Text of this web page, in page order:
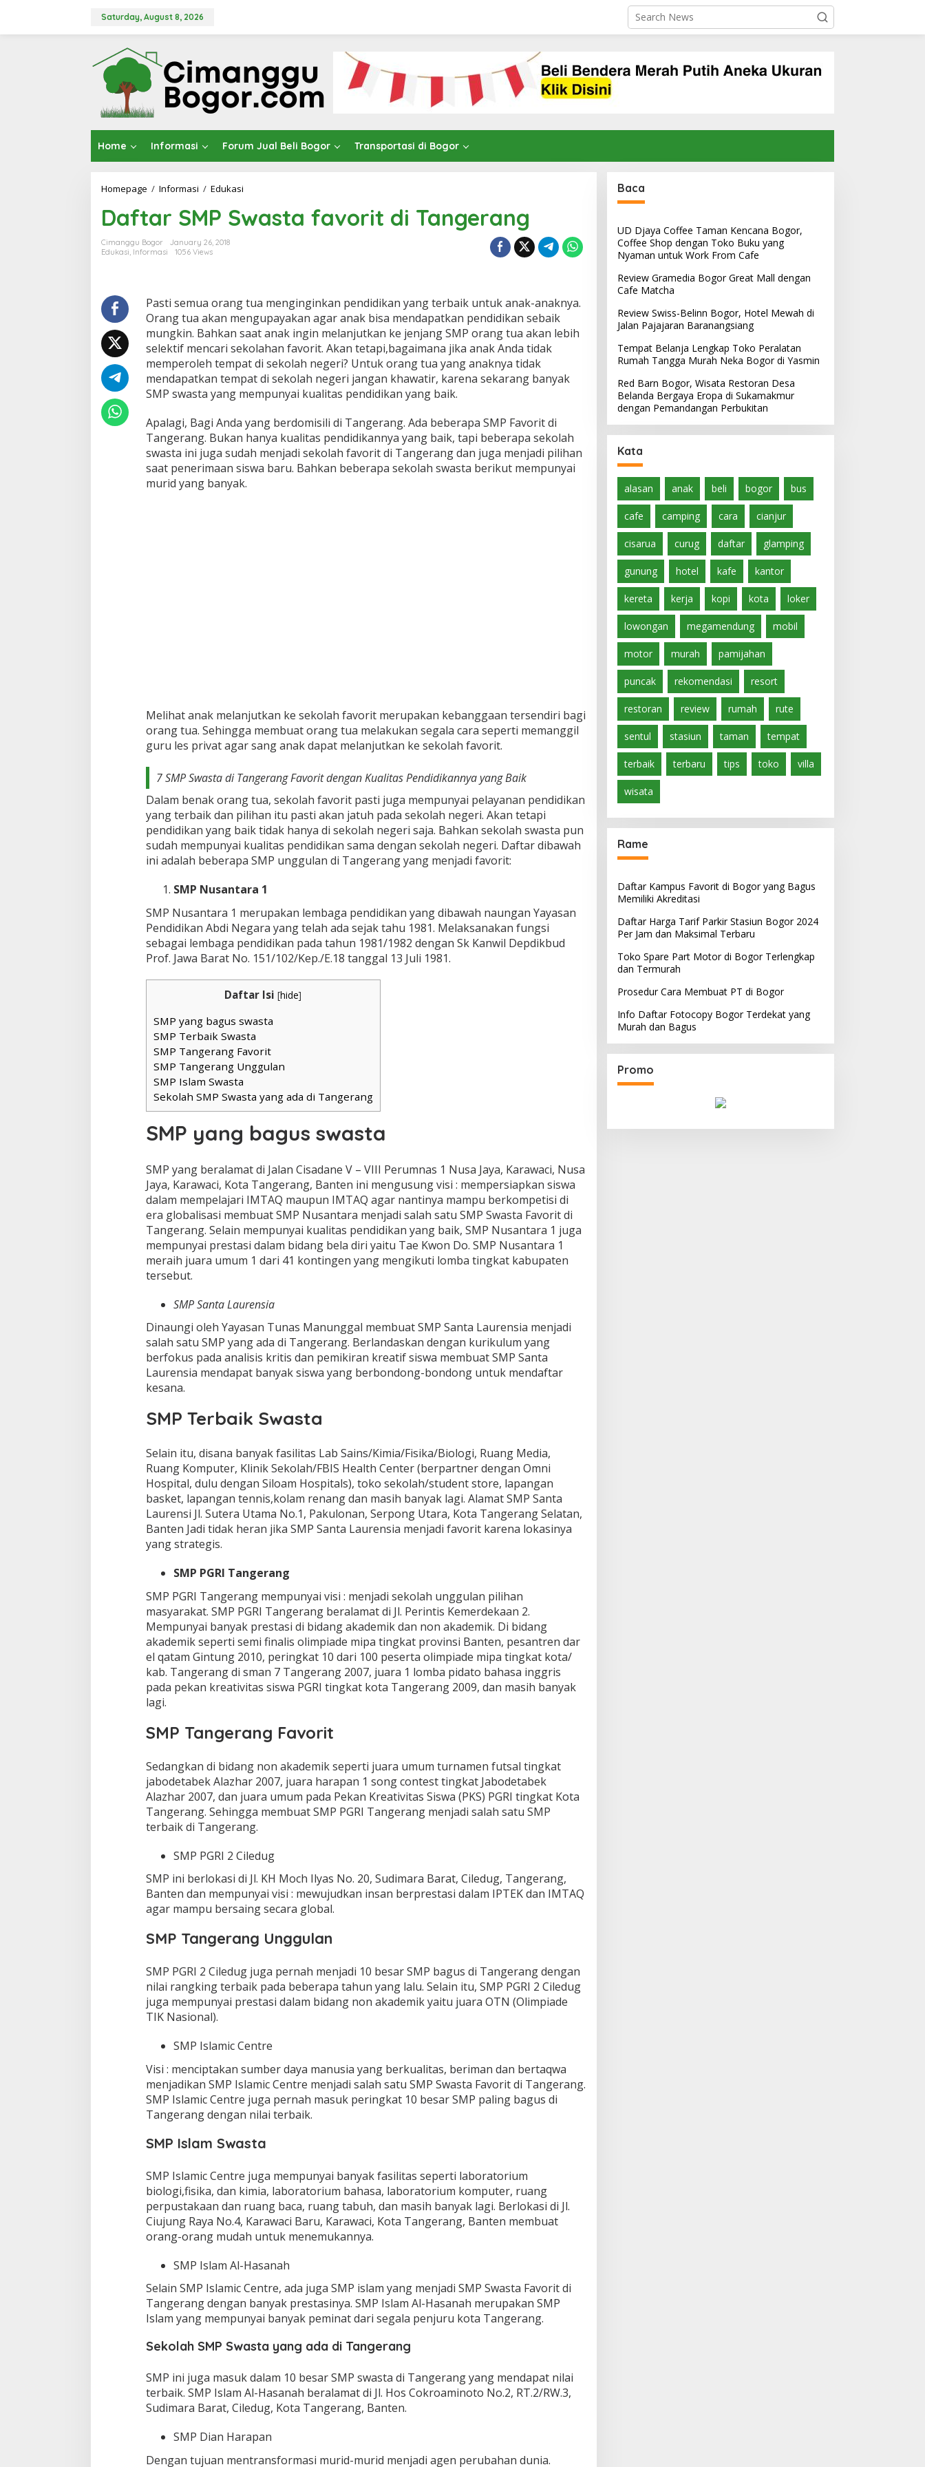
Saturday, August 8, 2026
Home Informasi Forum Jual Beli Bogor Transportasi di Bogor
Homepage / Informasi / Edukasi
Swasta
favorit
Daftar SMP Swasta favorit di Tangerang
Cimanggu Bogor
January 26, 2018
Edukasi, Informasi 1056 Views
Pasti semua orang tua menginginkan pendidikan yang terbaik untuk anak-anaknya.
Orang tua akan mengupayakan agar anak bisa mendapatkan pendidikan sebaik
mungkin. Bahkan saat anak ingin melanjutkan ke jenjang SMP orang tua akan lebih
selektif mencari sekolahan favorit. Akan tetapi,bagaimana jika anak Anda tidak
memperoleh tempat di sekolah negeri? Untuk orang tua yang anaknya tidak
mendapatkan tempat di sekolah negeri jangan khawatir, karena sekarang banyak
SMP swasta yang mempunyai kualitas pendidikan yang baik.
Apalagi, Bagi Anda yang berdomisili di Tangerang. Ada beberapa SMP Favorit di
Tangerang. Bukan hanya kualitas pendidikannya yang baik, tapi beberapa sekolah
swasta ini juga sudah menjadi sekolah favorit di Tangerang dan juga menjadi pilihan
saat penerimaan siswa baru. Bahkan beberapa sekolah swasta berikut mempunyai
murid yang banyak.
Melihat anak melanjutkan ke sekolah favorit merupakan kebanggaan tersendiri bagi
orang tua. Sehingga membuat orang tua melakukan segala cara seperti memanggil
guru les privat agar sang anak dapat melanjutkan ke sekolah favorit.
7 SMP Swasta di Tangerang Favorit dengan Kualitas Pendidikannya yang Baik
Dalam benak orang tua, sekolah favorit pasti juga mempunyai pelayanan pendidikan
yang terbaik dan pilihan itu pasti akan jatuh pada sekolah negeri. Akan tetapi
pendidikan yang baik tidak hanya di sekolah negeri saja. Bahkan sekolah swasta pun
sudah mempunyai kualitas pendidikan sama dengan sekolah negeri. Daftar dibawah
ini adalah beberapa SMP unggulan di Tangerang yang menjadi favorit:
SMP Nusantara 1
SMP Nusantara 1 merupakan lembaga pendidikan yang dibawah naungan Yayasan
Pendidikan Abdi Negara yang telah ada sejak tahu 1981. Melaksanakan fungsi
sebagai lembaga pendidikan pada tahun 1981/1982 dengan Sk Kanwil Depdikbud
Prof. Jawa Barat No. 151/102/Kep./E.18 tanggal 13 Juli 1981.
Daftar Isi [hide]
SMP yang bagus swasta
SMP Terbaik Swasta
SMP Tangerang Favorit
SMP Tangerang Unggulan
SMP Islam Swasta
Sekolah SMP Swasta yang ada di Tangerang
SMP yang bagus swasta
SMP yang beralamat di Jalan Cisadane V – VIII Perumnas 1 Nusa Jaya, Karawaci, Nusa
Jaya, Karawaci, Kota Tangerang, Banten ini mengusung visi : mempersiapkan siswa
dalam mempelajari IMTAQ maupun IMTAQ agar nantinya mampu berkompetisi di
era globalisasi membuat SMP Nusantara menjadi salah satu SMP Swasta Favorit di
Tangerang. Selain mempunyai kualitas pendidikan yang baik, SMP Nusantara 1 juga
mempunyai prestasi dalam bidang bela diri yaitu Tae Kwon Do. SMP Nusantara 1
meraih juara umum 1 dari 41 kontingen yang mengikuti lomba tingkat kabupaten
tersebut.
SMP Santa Laurensia
Dinaungi oleh Yayasan Tunas Manunggal membuat SMP Santa Laurensia menjadi
salah satu SMP yang ada di Tangerang. Berlandaskan dengan kurikulum yang
berfokus pada analisis kritis dan pemikiran kreatif siswa membuat SMP Santa
Laurensia mendapat banyak siswa yang berbondong-bondong untuk mendaftar
kesana.
SMP Terbaik Swasta
Selain itu, disana banyak fasilitas Lab Sains/Kimia/Fisika/Biologi, Ruang Media,
Ruang Komputer, Klinik Sekolah/FBIS Health Center (berpartner dengan Omni
Hospital, dulu dengan Siloam Hospitals), toko sekolah/student store, lapangan
basket, lapangan tennis,kolam renang dan masih banyak lagi. Alamat SMP Santa
Laurensi Jl. Sutera Utama No.1, Pakulonan, Serpong Utara, Kota Tangerang Selatan,
Banten Jadi tidak heran jika SMP Santa Laurensia menjadi favorit karena lokasinya
yang strategis.
SMP PGRI Tangerang
SMP PGRI Tangerang mempunyai visi : menjadi sekolah unggulan pilihan
masyarakat. SMP PGRI Tangerang beralamat di Jl. Perintis Kemerdekaan 2.
Mempunyai banyak prestasi di bidang akademik dan non akademik. Di bidang
akademik seperti semi finalis olimpiade mipa tingkat provinsi Banten, pesantren dar
el qatam Gintung 2010, peringkat 10 dari 100 peserta olimpiade mipa tingkat kota/
kab. Tangerang di sman 7 Tangerang 2007, juara 1 lomba pidato bahasa inggris
pada pekan kreativitas siswa PGRI tingkat kota Tangerang 2009, dan masih banyak
lagi.
SMP Tangerang Favorit
Sedangkan di bidang non akademik seperti juara umum turnamen futsal tingkat
jabodetabek Alazhar 2007, juara harapan 1 song contest tingkat Jabodetabek
Alazhar 2007, dan juara umum pada Pekan Kreativitas Siswa (PKS) PGRI tingkat Kota
Tangerang. Sehingga membuat SMP PGRI Tangerang menjadi salah satu SMP
terbaik di Tangerang.
SMP PGRI 2 Ciledug
SMP ini berlokasi di Jl. KH Moch Ilyas No. 20, Sudimara Barat, Ciledug, Tangerang,
Banten dan mempunyai visi : mewujudkan insan berprestasi dalam IPTEK dan IMTAQ
agar mampu bersaing secara global.
SMP Tangerang Unggulan
SMP PGRI 2 Ciledug juga pernah menjadi 10 besar SMP bagus di Tangerang dengan
nilai rangking terbaik pada beberapa tahun yang lalu. Selain itu, SMP PGRI 2 Ciledug
juga mempunyai prestasi dalam bidang non akademik yaitu juara OTN (Olimpiade
TIK Nasional).
SMP Islamic Centre
Visi : menciptakan sumber daya manusia yang berkualitas, beriman dan bertaqwa
menjadikan SMP Islamic Centre menjadi salah satu SMP Swasta Favorit di Tangerang.
SMP Islamic Centre juga pernah masuk peringkat 10 besar SMP paling bagus di
Tangerang dengan nilai terbaik.
SMP Islam Swasta
SMP Islamic Centre juga mempunyai banyak fasilitas seperti laboratorium
biologi,fisika, dan kimia, laboratorium bahasa, laboratorium komputer, ruang
perpustakaan dan ruang baca, ruang tabuh, dan masih banyak lagi. Berlokasi di Jl.
Ciujung Raya No.4, Karawaci Baru, Karawaci, Kota Tangerang, Banten membuat
orang-orang mudah untuk menemukannya.
SMP Islam Al-Hasanah
Selain SMP Islamic Centre, ada juga SMP islam yang menjadi SMP Swasta Favorit di
Tangerang dengan banyak prestasinya. SMP Islam Al-Hasanah merupakan SMP
Islam yang mempunyai banyak peminat dari segala penjuru kota Tangerang.
Sekolah SMP Swasta yang ada di Tangerang
SMP ini juga masuk dalam 10 besar SMP swasta di Tangerang yang mendapat nilai
terbaik. SMP Islam Al-Hasanah beralamat di Jl. Hos Cokroaminoto No.2, RT.2/RW.3,
Sudimara Barat, Ciledug, Kota Tangerang, Banten.
SMP Dian Harapan
Dengan tujuan mentransformasi murid-murid menjadi agen perubahan dunia.
Baca
UD Djaya Coffee Taman Kencana Bogor,
Coffee Shop dengan Toko Buku yang
Nyaman untuk Work From Cafe
Review Gramedia Bogor Great Mall dengan
Cafe Matcha
Review Swiss-Belinn Bogor, Hotel Mewah di
Jalan Pajajaran Baranangsiang
Tempat Belanja Lengkap Toko Peralatan
Rumah Tangga Murah Neka Bogor di Yasmin
Red Barn Bogor, Wisata Restoran Desa
Belanda Bergaya Eropa di Sukamakmur
dengan Pemandangan Perbukitan
Kata
alasan anak beli bogor bus
cafe camping cara cianjur
cisarua curug daftar glamping
gunung hotel kafe kantor
kereta kerja kopi kota loker
lowongan megamendung mobil
motor murah pamijahan
puncak rekomendasi resort
restoran review rumah rute
sentul stasiun taman tempat
terbaik terbaru tips toko villa
wisata
Rame
Daftar Kampus Favorit di Bogor yang Bagus
Memiliki Akreditasi
Daftar Harga Tarif Parkir Stasiun Bogor 2024
Per Jam dan Maksimal Terbaru
Toko Spare Part Motor di Bogor Terlengkap
dan Termurah
Prosedur Cara Membuat PT di Bogor
Info Daftar Fotocopy Bogor Terdekat yang
Murah dan Bagus
Promo